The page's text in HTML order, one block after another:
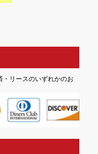
・リースのいずれかのお